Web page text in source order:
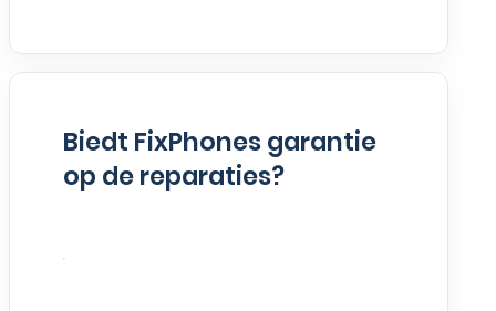
Biedt FixPhones garantie
op de reparaties?